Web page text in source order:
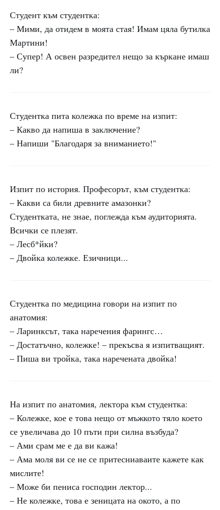
Студент към студентка:
– Мими, да отидем в моята стая! Имам цяла бутилка
Мартини!
– Супер! А освен разредител нещо за къркане имаш
ли?
Студентка пита колежка по време на изпит:
– Какво да напиша в заключение?
– Напиши "Благодаря за вниманието!"
Изпит по история. Професорът, към студентка:
– Какви са били древните амазонки?
Студентката, не знае, поглежда към аудиторията.
Всички се плезят.
– Лесб*йки?
– Двойка колежке. Езичници...
Студентка по медицина говори на изпит по
анатомия:
– Ларинксът, така наречения фарингс…
– Достатъчно, колежке! – прекъсва я изпитващият.
– Пиша ви тройка, така наречената двойка!
На изпит по анатомия, лектора към студентка:
– Колежке, кое е това нещо от мъжкото тяло което
се увеличава до 10 пъти при силна възбуда?
– Ами срам ме е да ви кажа!
– Ама моля ви се не се притесниаваите кажете как
мислите!
– Може би пениса господин лектор...
– Не колежке, това е зеницата на окото, а по